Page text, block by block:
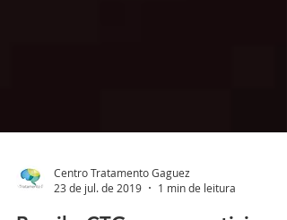
Centro Tratamento Gaguez